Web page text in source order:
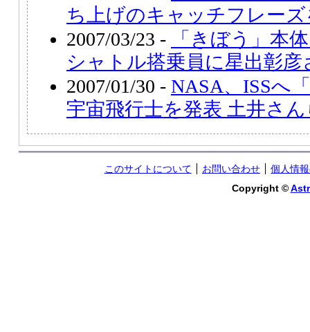
ち上げのキャッチフレー
2007/03/23 -
「きぼう」本
シャトル搭乗員に星出彰彦
2007/01/30 - NASA、ISSへ
宇宙飛行士を発表 土井さ
このサイトについて お問い合わせ
個人情
Copyright ©